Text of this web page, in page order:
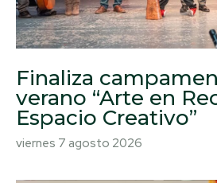
Finaliza
verano “Arte en
Espacio Creativo”
viernes 7 agosto 2026